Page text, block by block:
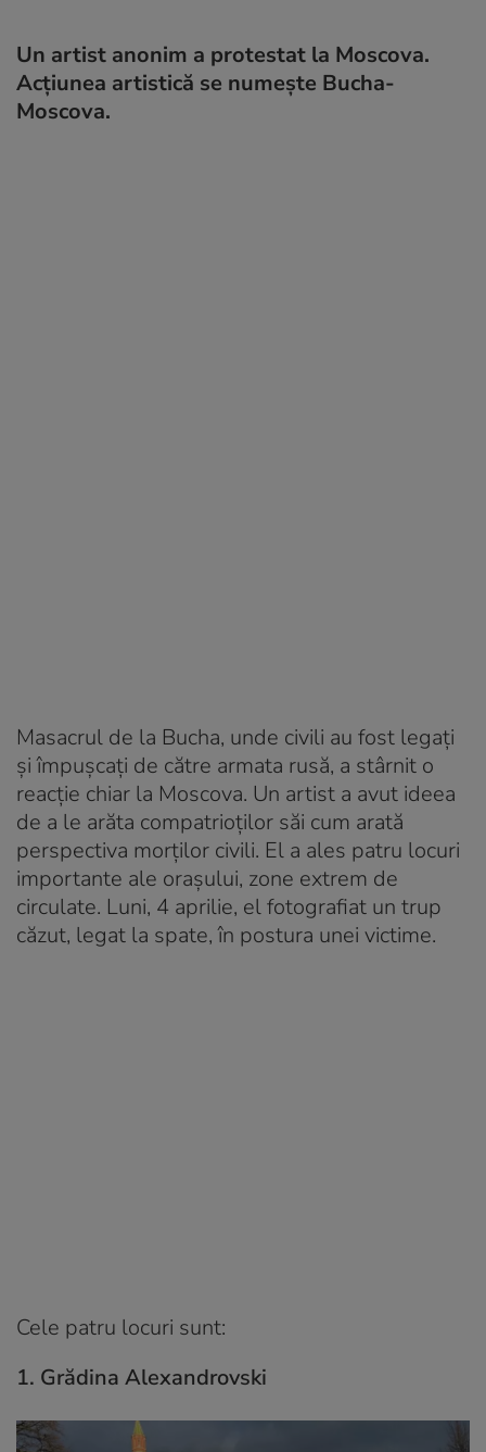
Un artist anonim a protestat la Moscova.
Acțiunea artistică se numește Bucha-
Moscova.
Masacrul de la Bucha, unde civili au fost legați
și împușcați de către armata rusă, a stârnit o
reacție chiar la Moscova. Un artist a avut ideea
de a le arăta compatrioților săi cum arată
perspectiva morților civili. El a ales patru locuri
importante ale orașului, zone extrem de
circulate. Luni, 4 aprilie, el fotografiat un trup
căzut, legat la spate, în postura unei victime.
Cele patru locuri sunt:
1. Grădina Alexandrovski